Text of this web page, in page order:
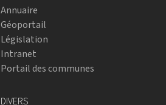
Annuaire
Géoportail
Législation
Intranet
Portail des communes
DIVERS